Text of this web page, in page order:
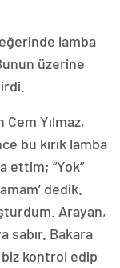
lamba
üzerine
Cem Yılmaz,
bu kırık lamba
ettim; “Yok”
dedik.
Arayan,
sabır. Bakara
biz kontrol edip